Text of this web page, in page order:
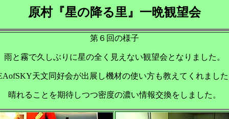
原村『星の降る里』一晩観望会
第６回の様子
雨と霧で久しぶりに星の全く見えない観望会となりました。
天文同好会が出展し機材の使い方も教えてくれました
晴れることを期待しつつ密度の濃い情報交換をしました。